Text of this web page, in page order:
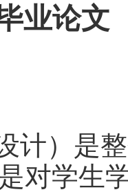
业论文
计）是
对学生